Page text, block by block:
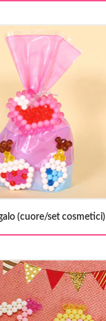
(cuore/set cosmetici)